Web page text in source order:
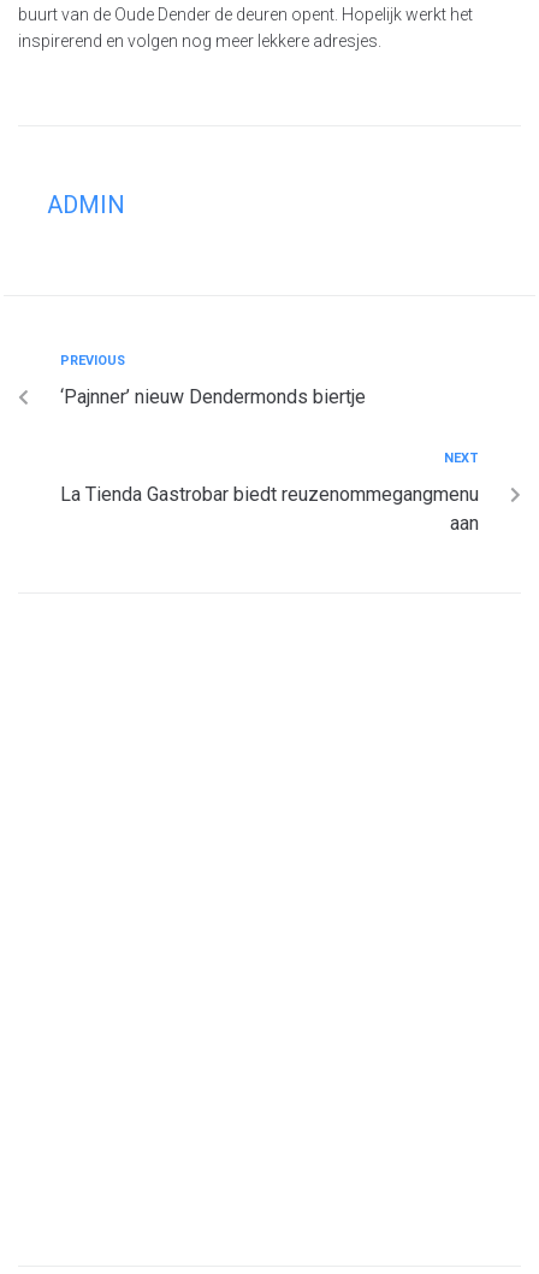
buurt van de Oude Dender de deuren opent. Hopelijk werkt het
inspirerend en volgen nog meer lekkere adresjes.
ADMIN
PREVIOUS
‘Pajnner’ nieuw Dendermonds biertje
NEXT
La Tienda Gastrobar biedt reuzenommegangmenu
aan